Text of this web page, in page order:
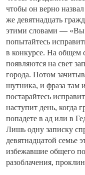
чтобы он верно
же девятнадцать
этими словами — «Вы
попытайтесь
в конкурсе. На общем
появляются на свет
города. Потом
шутника, и фраза там
постарайтесь
наступит день, когда
попадете в ад или в
Лишь одну записку
девятнадцатой семье
избежавшие общего
разоблачения,